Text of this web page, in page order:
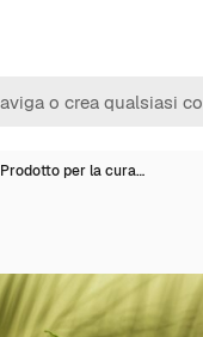
Prodotto per la cura…